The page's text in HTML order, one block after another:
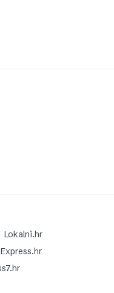
Lokalni.hr
Express.hr